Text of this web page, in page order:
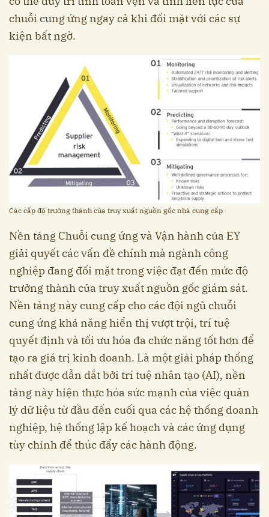
chuỗi cung ứng ngay cả khi đối mặt với các sự
kiện bất ngờ.
Các cấp độ trưởng thành của truy xuất nguồn gốc nhà cung cấp
Nền tảng Chuỗi cung ứng và Vận hành của EY
giải quyết các vấn đề chính mà ngành công
nghiệp đang đối mặt trong việc đạt đến mức độ
trưởng thành của truy xuất nguồn gốc giám sát.
Nền tảng này cung cấp cho các đội ngũ chuỗi
cung ứng khả năng hiển thị vượt trội, trí tuệ
quyết định và tối ưu hóa đa chức năng tốt hơn để
tạo ra giá trị kinh doanh. Là một giải pháp thống
nhất được dẫn dắt bởi trí tuệ nhân tạo (AI), nền
tảng này hiện thực hóa sức mạnh của việc quản
lý dữ liệu từ đầu đến cuối qua các hệ thống doanh
nghiệp, hệ thống lập kế hoạch và các ứng dụng
tùy chỉnh để thúc đẩy các hành động.